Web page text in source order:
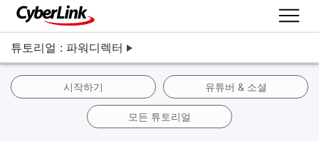
튜토리얼 : 파워디렉터
시작하기 유튜버 & 소셜
모든 튜토리얼